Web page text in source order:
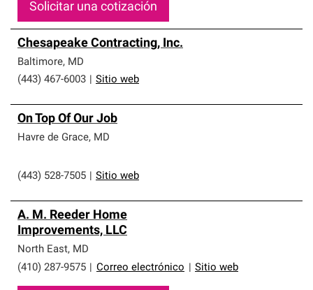
Solicitar una cotización
Chesapeake Contracting, Inc.
Baltimore, MD
(443) 467-6003
Sitio web
On Top Of Our Job
Havre de Grace, MD
(443) 528-7505 Sitio web
A. M. Reeder Home
Improvements, LLC
North East, MD
(410) 287-9575
Correo electrónico Sitio web